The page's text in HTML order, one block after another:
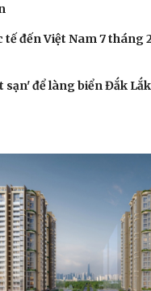
tế đến Việt Nam 7 tháng
sạn' để làng biển Đắk